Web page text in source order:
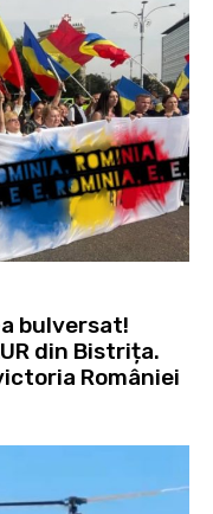
a bulversat!
din Bistrița.
României